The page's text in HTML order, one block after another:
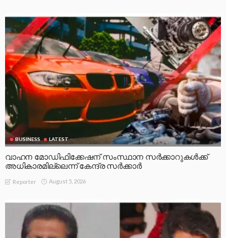
BUSINESS LATEST
വാഹന മോഡിഫിക്കേഷന് സംസ്ഥാന സർക്കാറുകൾക്ക്
അധികാരമില്ലെന്ന് കേന്ദ്ര സർക്കാർ
Reporter August 5, 2026